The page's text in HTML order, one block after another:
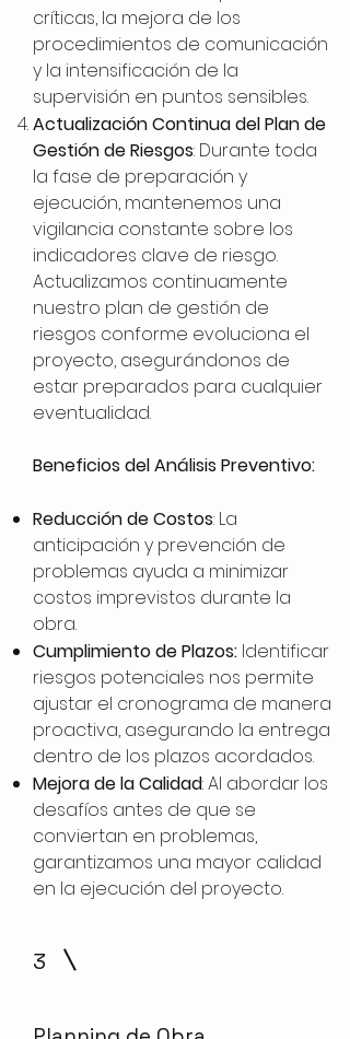
críticas, la mejora de los
procedimientos de comunicación
y la intensificación de la
supervisión en puntos sensibles.
Actualización Continua del Plan de
Gestión de Riesgos: Durante toda
la fase de preparación y
ejecución, mantenemos una
vigilancia constante sobre los
indicadores clave de riesgo.
Actualizamos continuamente
nuestro plan de gestión de
riesgos conforme evoluciona el
proyecto, asegurándonos de
estar preparados para cualquier
eventualidad.
Beneficios del Análisis Preventivo:
Reducción de Costos: La
anticipación y prevención de
problemas ayuda a minimizar
costos imprevistos durante la
obra.
Cumplimiento de Plazos: Identificar
riesgos potenciales nos permite
ajustar el cronograma de manera
proactiva, asegurando la entrega
dentro de los plazos acordados.
Mejora de la Calidad: Al abordar los
desafíos antes de que se
conviertan en problemas,
garantizamos una mayor calidad
en la ejecución del proyecto.
3